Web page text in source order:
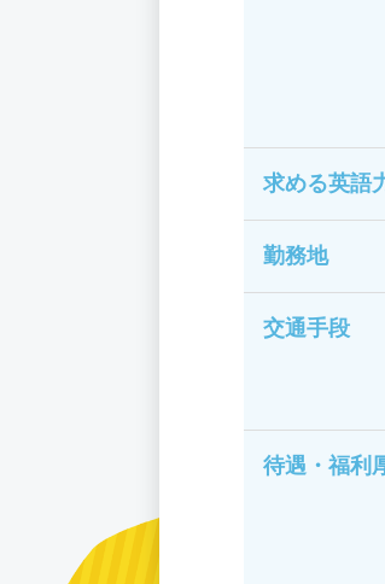
求める英語
勤務地
交通手段
待遇・福利